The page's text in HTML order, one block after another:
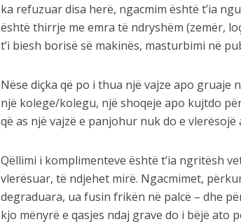
ka refuzuar disa herë, ngacmim është t’ia
është thirrje me emra të ndryshëm (zemër,
t’i biesh borisë së makinës, masturbimi në
Nëse diçka që po i thua një vajze apo
një kolege/kolegu, një shoqeje apo kujtdo
që as një vajzë e panjohur nuk do e vlerësojë
Qëllimi i komplimenteve është t’ia ngritësh
vlerësuar, të ndjehet mirë. Ngacmimet,
degraduara, ua fusin frikën në palcë – dhe
kjo mënyrë e qasjes ndaj grave do i bëjë ato